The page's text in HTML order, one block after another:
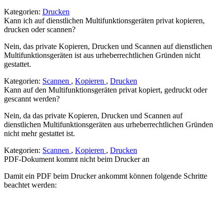
Kategorien: Drucken
Kann ich auf dienstlichen Multifunktionsgeräten privat kopieren,
drucken oder scannen?
Nein, das private Kopieren, Drucken und Scannen auf dienstlichen
Multifunktionsgeräten ist aus urheberrechtlichen Gründen nicht
gestattet.
Kategorien: Scannen , Kopieren , Drucken
Kann auf den Multifunktionsgeräten privat kopiert, gedruckt oder
gescannt werden?
Nein, da das private Kopieren, Drucken und Scannen auf
dienstlichen Multifunktionsgeräten aus urheberrechtlichen Gründen
nicht mehr gestattet ist.
Kategorien: Scannen , Kopieren , Drucken
PDF-Dokument kommt nicht beim Drucker an
Damit ein PDF beim Drucker ankommt können folgende Schritte
beachtet werden: